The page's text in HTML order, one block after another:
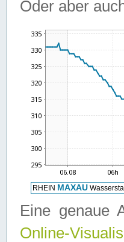
Oder aber
Eine genaue
Online-